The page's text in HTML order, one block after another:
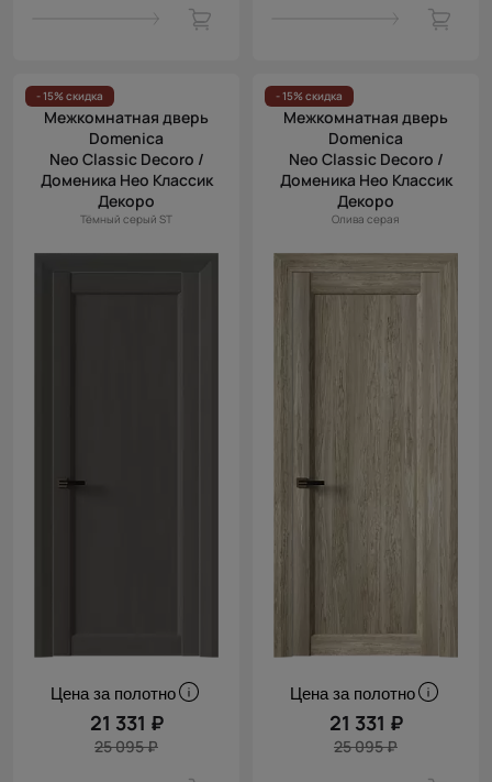
- 15% скидка
Межкомнатная дверь
Domenica
Neo Classic Decoro /
Доменика Нео Классик
Декоро
Тёмный серый ST
Цена за полотно
21 331 ₽
25 095 ₽
- 15% скидка
Межкомнатная дверь
Domenica
Neo Classic Decoro /
Доменика Нео Классик
Декоро
Олива серая
Цена за полотно
21 331 ₽
25 095 ₽